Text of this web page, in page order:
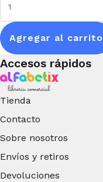
Agregar al carrito
Accesos rápidos
Tienda
Contacto
Sobre nosotros
Envíos y retiros
Devoluciones